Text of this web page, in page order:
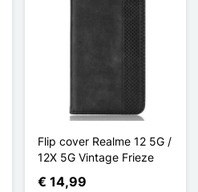
Flip cover Realme 12 5G /
12X 5G Vintage Frieze
€ 14,99